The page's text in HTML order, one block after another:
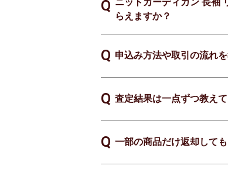
ニットカーディガン 長袖
らえますか？
申込み方法や取引の流れを
査定結果は一点ずつ教え
一部の商品だけ返却して